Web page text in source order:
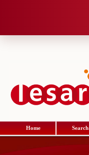
Home Search